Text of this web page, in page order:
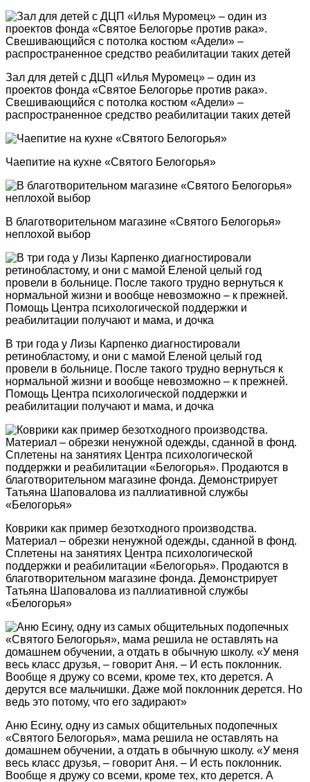
Зал для детей с ДЦП «Илья Муромец» – один из
проектов фонда «Святое Белогорье против рака».
Свешивающийся с потолка костюм «Адели» –
распространенное средство реабилитации таких детей
Чаепитие на кухне «Святого Белогорья»
В благотворительном магазине «Святого Белогорья»
неплохой выбор
В три года у Лизы Карпенко диагностировали
ретинобластому, и они с мамой Еленой целый год
провели в больнице. После такого трудно вернуться к
нормальной жизни и вообще невозможно – к прежней.
Помощь Центра психологической поддержки и
реабилитации получают и мама, и дочка
Коврики как пример безотходного производства.
Материал – обрезки ненужной одежды, сданной в фонд.
Сплетены на занятиях Центра психологической
поддержки и реабилитации «Белогорья». Продаются в
благотворительном магазине фонда. Демонстрирует
Татьяна Шаповалова из паллиативной службы
«Белогорья»
Аню Есину, одну из самых общительных подопечных
«Святого Белогорья», мама решила не оставлять на
домашнем обучении, а отдать в обычную школу. «У меня
весь класс друзья, – говорит Аня. – И есть поклонник.
Вообще я дружу со всеми, кроме тех, кто дерется. А